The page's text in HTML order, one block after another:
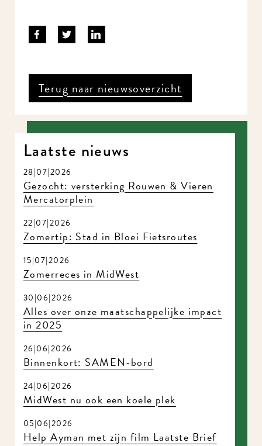
Terug naar nieuwsoverzicht
Laatste nieuws
28|07|2026
Gezocht: versterking Rouwen & Vieren
Mercatorplein
22|07|2026
Zomertip: Stad in Bloei Fietsroutes
15|07|2026
Zomerreces in MidWest
30|06|2026
Alles over onze maatschappelijke impact
in 2025
26|06|2026
Binnenkort: SAMEN-bord
24|06|2026
MidWest nu ook een koele plek
05|06|2026
Help Ayman met zijn film Laatste Brief